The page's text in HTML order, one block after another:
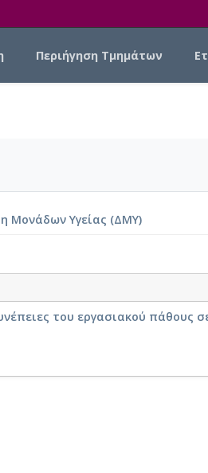
Περιήγηση Τμημάτων
Μονάδων Υγείας (ΔΜΥ)
του εργασιακού πάθους